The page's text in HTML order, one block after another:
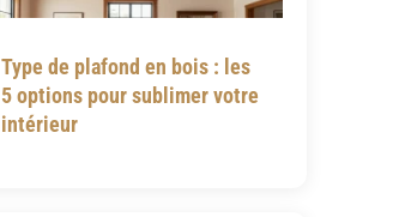
Type de plafond en bois : les
5 options pour sublimer votre
intérieur